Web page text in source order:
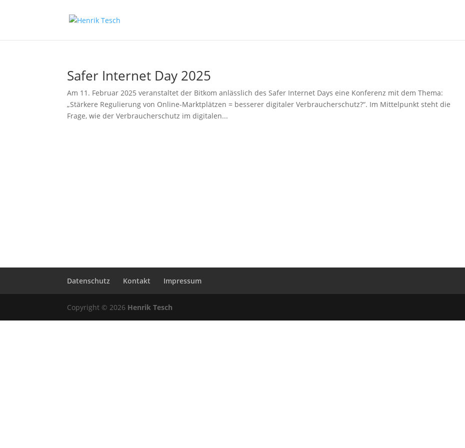
Safer Internet Day 2025
Am 11. Februar 2025 veranstaltet der Bitkom anlässlich des Safer Internet Days eine Konferenz mit dem Thema:
„Stärkere Regulierung von Online-Marktplätzen = besserer digitaler Verbraucherschutz?“. Im Mittelpunkt steht die
Frage, wie der Verbraucherschutz im digitalen...
Datenschutz Kontakt Impressum
Copyright © 2026 Henrik Tesch